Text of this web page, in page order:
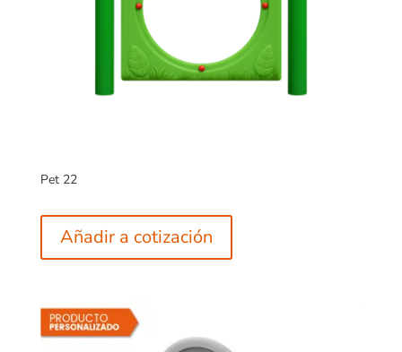
Pet 22
Añadir a cotización